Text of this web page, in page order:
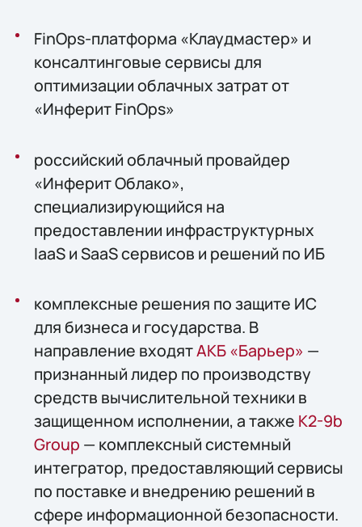
FinOps-платформа «Клаудмастер» и
консалтинговые сервисы для
оптимизации облачных затрат от
«Инферит FinOps»
российский облачный провайдер
«Инферит Облако»,
специализирующийся на
предоставлении инфраструктурных
IaaS и SaaS сервисов и решений по ИБ
комплексные решения по защите ИС
для бизнеса и государства. В
направление входятАКБ «Барьер» —
признанный лидер по производству
средств вычислительной техники в
защищенном исполнении, а также К2-9b
Group — комплексный системный
интегратор, предоставляющий сервисы
по поставке и внедрению решений в
сфере информационной безопасности.